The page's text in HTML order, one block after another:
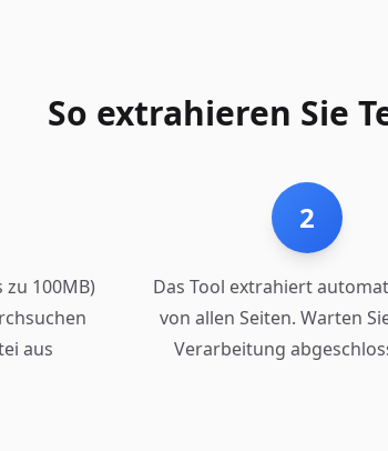
So extrahieren Sie
zu 100MB)
aus
2
Das Tool extrahiert
von allen Seiten. Warten
Verarbeitung